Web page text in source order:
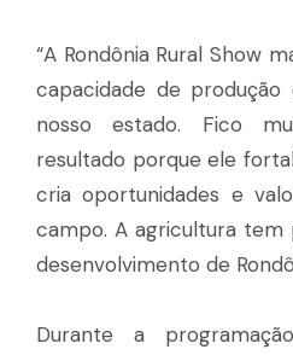
“A Rondônia Rural Show
capacidade de
nosso estado. Fico
resultado porque ele
cria oportunidades e
campo. A agricultura tem
desenvolvimento de
Durante a